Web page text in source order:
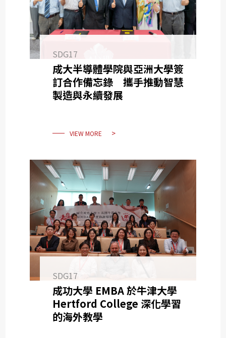
SDG17
成大半導體學院與亞洲大學簽
訂合作備忘錄 攜手推動智慧
製造與永續發展
VIEW MORE
SDG17
成功大學 EMBA 於牛津大學
Hertford College 深化學習
的海外教學